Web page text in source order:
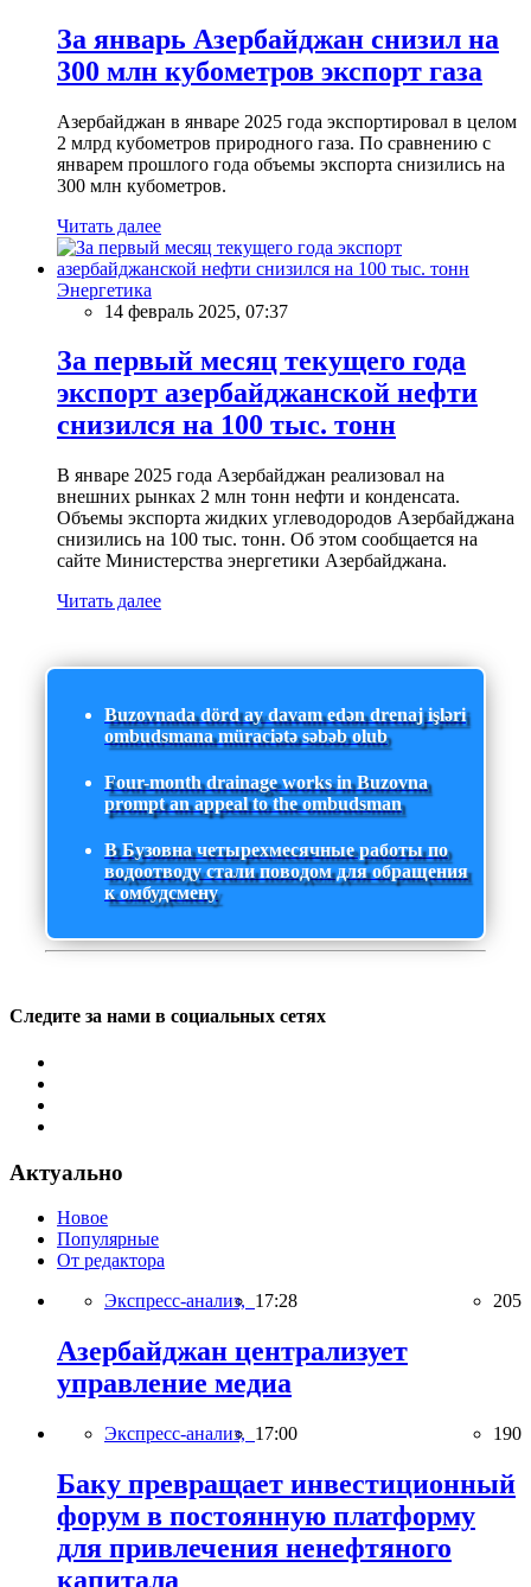
За январь Азербайджан снизил на
300 млн кубометров экспорт газа
Азербайджан в январе 2025 года экспортировал в целом
2 млрд кубометров природного газа. По сравнению с
январем прошлого года объемы экспорта снизились на
300 млн кубометров.
Читать далее
Энергетика
14 февраль 2025, 07:37
За первый месяц текущего года
экспорт азербайджанской нефти
снизился на 100 тыс. тонн
В январе 2025 года Азербайджан реализовал на
внешних рынках 2 млн тонн нефти и конденсата.
Объемы экспорта жидких углеводородов Азербайджана
снизились на 100 тыс. тонн. Об этом сообщается на
сайте Министерства энергетики Азербайджана.
Читать далее
Buzovnada dörd ay davam edən drenaj işləri
ombudsmana müraciətə səbəb olub
Four-month drainage works in Buzovna
prompt an appeal to the ombudsman
В Бузовна четырехмесячные работы по
водоотводу стали поводом для обращения
к омбудсмену
Следите за нами в социальных сетях
Актуально
Новое
Популярные
От редактора
Экспресс-анализ, 17:28 205
Азербайджан централизует
управление медиа
Экспресс-анализ, 17:00 190
Баку превращает инвестиционный
форум в постоянную платформу
для привлечения ненефтяного
капитала